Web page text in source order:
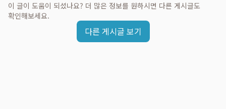
이 글이 도움이 되셨나요? 더 많은 정보를 원하시면 다른 게시글도
확인해보세요.
다른 게시글 보기